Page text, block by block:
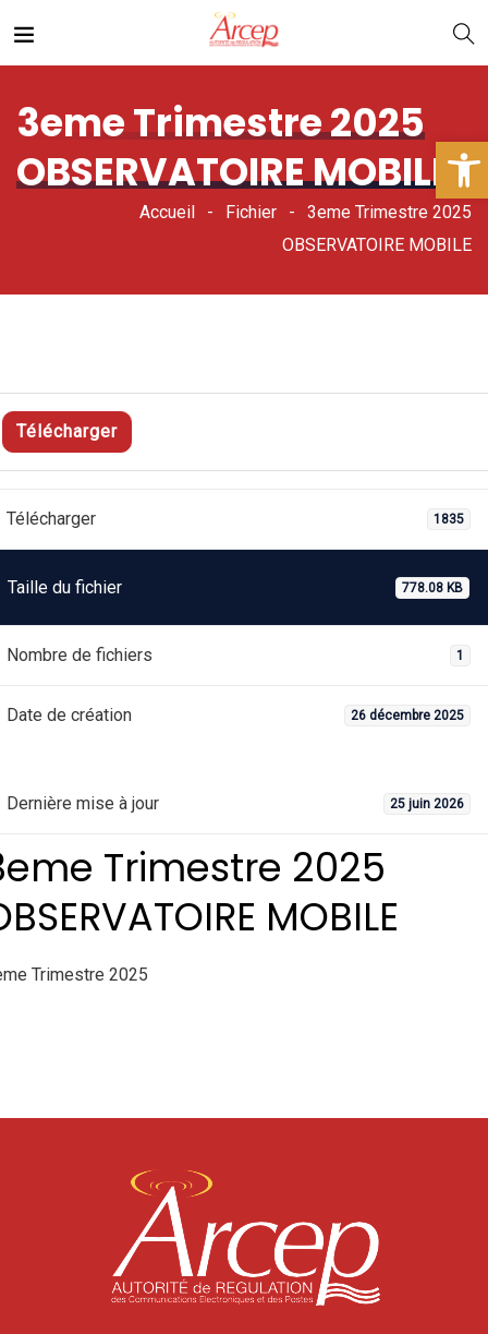
3eme Trimestre 2025
OBSERVATOIRE MOBILE
Accueil Fichier
3eme Trimestre 2025
OBSERVATOIRE MOBILE
Télécharger
Télécharger 1835
Taille du fichier 778.08 KB
Nombre de fichiers 1
Date de création 26 décembre 2025
Dernière mise à jour 25 juin 2026
Trimestre 2025
MOBILE
Trimestre 2025